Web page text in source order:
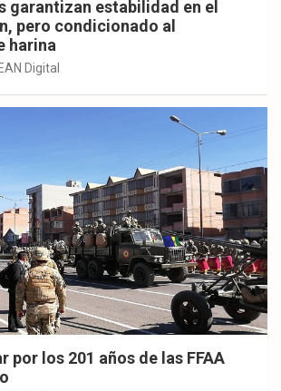
garantizan estabilidad en el
pero condicionado al
harina
EAN Digital
por los 201 años de las FFAA